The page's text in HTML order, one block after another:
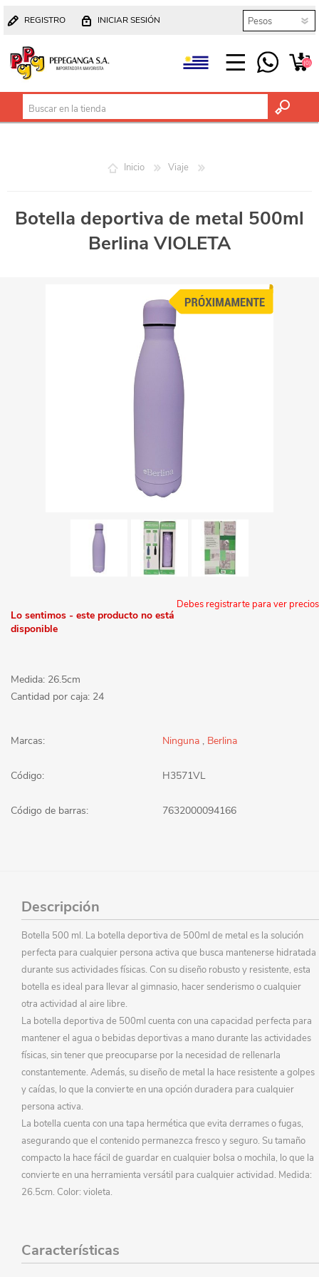
REGISTRO INICIAR SESIÓN
(0)
Inicio Viaje
Botella deportiva de metal 500ml
Berlina VIOLETA
Debes registrarte para ver precios
Lo sentimos - este producto no está
disponible
Medida: 26.5cm
Cantidad por caja: 24
Marcas: Ninguna , Berlina
Código: H3571VL
Código de barras: 7632000094166
Descripción
Botella 500 ml. La botella deportiva de 500ml de metal es la solución
perfecta para cualquier persona activa que busca mantenerse hidratada
durante sus actividades físicas. Con su diseño robusto y resistente, esta
botella es ideal para llevar al gimnasio, hacer senderismo o cualquier
otra actividad al aire libre.
La botella deportiva de 500ml cuenta con una capacidad perfecta para
mantener el agua o bebidas deportivas a mano durante las actividades
físicas, sin tener que preocuparse por la necesidad de rellenarla
constantemente. Además, su diseño de metal la hace resistente a golpes
y caídas, lo que la convierte en una opción duradera para cualquier
persona activa.
La botella cuenta con una tapa hermética que evita derrames o fugas,
asegurando que el contenido permanezca fresco y seguro. Su tamaño
compacto la hace fácil de guardar en cualquier bolsa o mochila, lo que la
convierte en una herramienta versátil para cualquier actividad. Medida:
26.5cm. Color: violeta.
Características